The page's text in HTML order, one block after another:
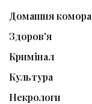
Домашня комора
Здоров'я
Кримінал
Культура
Некрологи